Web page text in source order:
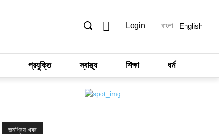
Login বাংলা English
প্রযুক্তি স্বাস্থ্য শিক্ষা ধর্ম
জনপ্রিয় খবর